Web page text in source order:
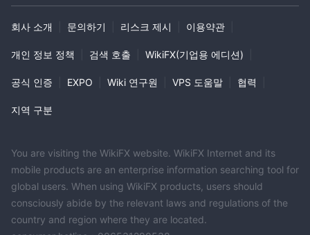
회사 소개 문의하기 리스크 제시 이용약관
개인 정보 정책 검색 호출 WikiFX(기업용 에디션)
공식 인증 EXPO Wiki 연구원 VPS 도움말 협력
지역 구분
You are visiting the WikiFX website. WikiFX Internet and its
mobile products are an enterprise information searching tool for
global users. When using WikiFX products, users should
consciously abide by the relevant laws and regulations of the
country and region where they are located.